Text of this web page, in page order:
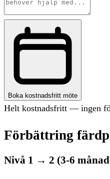
Boka kostnadsfritt möte
Helt kostnadsfritt — ingen
Förbättring
Nivå 1 → 2 (3-6